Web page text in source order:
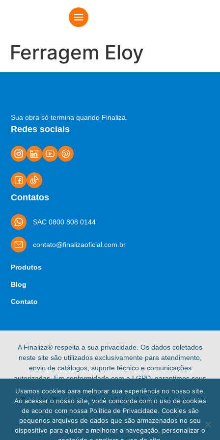
Ferragem Eloy
Sua obra só termina quando Finaliza.
Redes sociais
Contatos
SAC 0800 808 0144
contato@finalizaoficial.com.br
Produtos
Blog
Contato
A Finaliza® respeita a sua privacidade. Os dados coletados
neste site são utilizados exclusivamente para atendimento,
envio de catálogos, suporte técnico e comunicações
autorizadas. Em conformidade com a LGPD, garantimos seus
direitos de acesso, retificação e exclusão de dados pessoais.
Confira nossa [Política de Privacidade] completa para mais
informações.
© 2025 Finaliza®. Todos os direitos reservados.
Usamos cookies para melhorar sua experiência no nosso site.
Ao acessar o nosso site, você concorda com o uso de cookies
de acordo com nossa Política de Privacidade. Cookies são
pequenos arquivos de dados que são armazenados no seu
dispositivo para ajudar a melhorar a navegação, personalizar o